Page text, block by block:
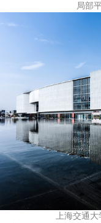
局部
上海交通大